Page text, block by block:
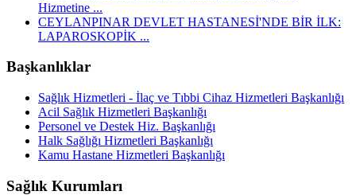
Hizmetine ...
CEYLANPINAR DEVLET HASTANESİ'NDE BİR İLK:
LAPAROSKOPİK ...
Başkanlıklar
Sağlık Hizmetleri - İlaç ve Tıbbi Cihaz Hizmetleri Başkanlığı
Acil Sağlık Hizmetleri Başkanlığı
Personel ve Destek Hiz. Başkanlığı
Halk Sağlığı Hizmetleri Başkanlığı
Kamu Hastane Hizmetleri Başkanlığı
Sağlık Kurumları